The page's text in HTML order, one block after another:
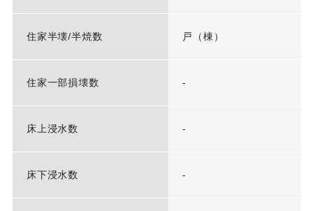
住家半壊/半焼数 戸（棟）
住家一部損壊数 -
床上浸水数 -
床下浸水数 -